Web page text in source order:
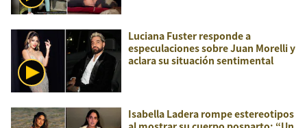
Luciana Fuster responde a
especulaciones sobre Juan Morelli y
aclara su situación sentimental
Isabella Ladera rompe estereotipos